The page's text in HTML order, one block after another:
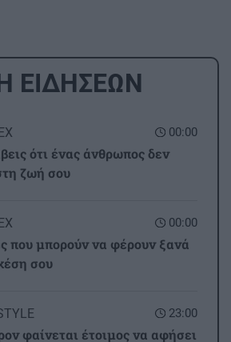
ΕΙΔΗΣΕΩΝ
00:00
ότι ένας άνθρωπος δεν
ζωή σου
00:00
που μπορούν να φέρουν ξανά
σου
23:00
φαίνεται έτοιμος να αφήσει